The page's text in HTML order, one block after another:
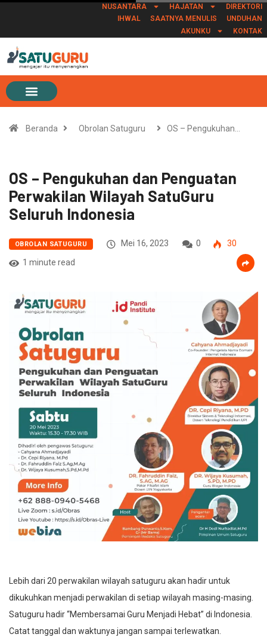
NUSANTARA HAJATAN
DIREKTORI
IHWAL
SAATNYA MENULIS
UNDUHAN
AKUNKU
KONTAK
Beranda Obrolan Satuguru OS – Pengukuhan…
OS – Pengukuhan dan Penguatan
Perwakilan Wilayah SatuGuru
Seluruh Indonesia
OBROLAN SATUGURU Mei 16, 2023 0
30
1 minute read
Lebih dari 20 perwakilan wilayah satuguru akan hadir untuk
dikukuhkan menjadi perwakilan di setiap wilayah masing-masing.
Satuguru hadir “Membersamai Guru Menjadi Hebat” di Indonesia.
Catat tanggal dan waktunya jangan sampai terlewatkan.